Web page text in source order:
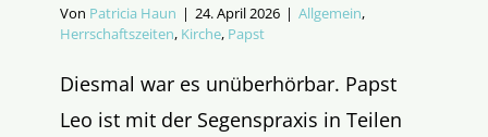
Von Patricia Haun | 24. April 2026 | Allgemein,
Herrschaftszeiten, Kirche, Papst
Diesmal war es unüberhörbar. Papst
Leo ist mit der Segenspraxis in Teilen